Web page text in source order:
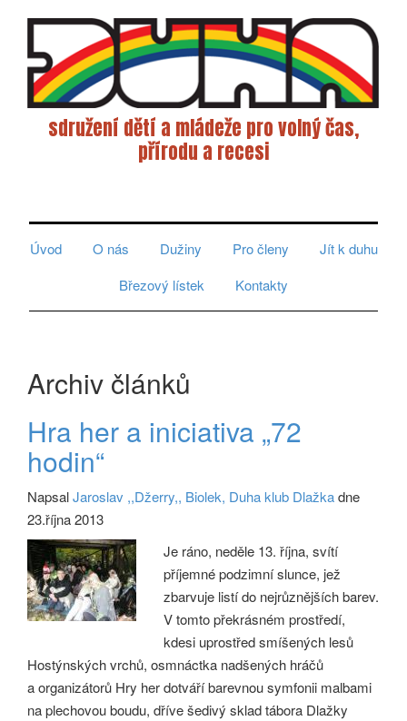
sdružení dětí a mládeže pro volný čas,
přírodu a recesi
Úvod
O nás Dužiny Pro členy
Jít k duhu
Březový lístek
Kontakty
Archiv článků
Hra her a iniciativa „72
hodin“
NapsalJaroslav ,,Džerry,, Biolek, Duha klub Dlažkadne
23.října 2013
Je ráno, neděle 13. října, svítí
příjemné podzimní slunce, jež
zbarvuje listí do nejrůznějších barev.
V tomto překrásném prostředí,
kdesi uprostřed smíšených lesů
Hostýnských vrchů, osmnáctka nadšených hráčů
a organizátorů Hry her dotváří barevnou symfonii malbami
na plechovou boudu, dříve šedivý sklad tábora Dlažky